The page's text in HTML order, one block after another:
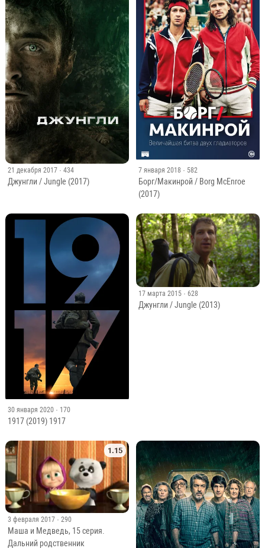
21 декабря 2017 · 434
Джунгли / Jungle (2017)
7 января 2018 · 582
Борг/Макинрой / Borg McEnroe
(2017)
30 января 2020 · 170
1917 (2019) 1917
17 марта 2015 · 628
Джунгли / Jungle (2013)
1.15
3 февраля 2017 · 290
Маша и Медведь, 15 серия.
Дальний родственник